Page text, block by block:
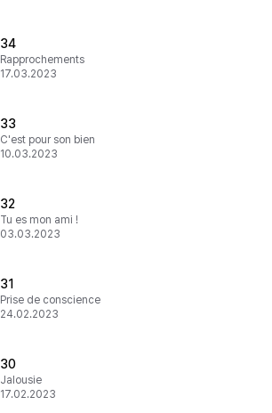
34
Rapprochements
17.03.2023
33
C'est pour son bien
10.03.2023
32
Tu es mon ami !
03.03.2023
31
Prise de conscience
24.02.2023
30
Jalousie
17.02.2023